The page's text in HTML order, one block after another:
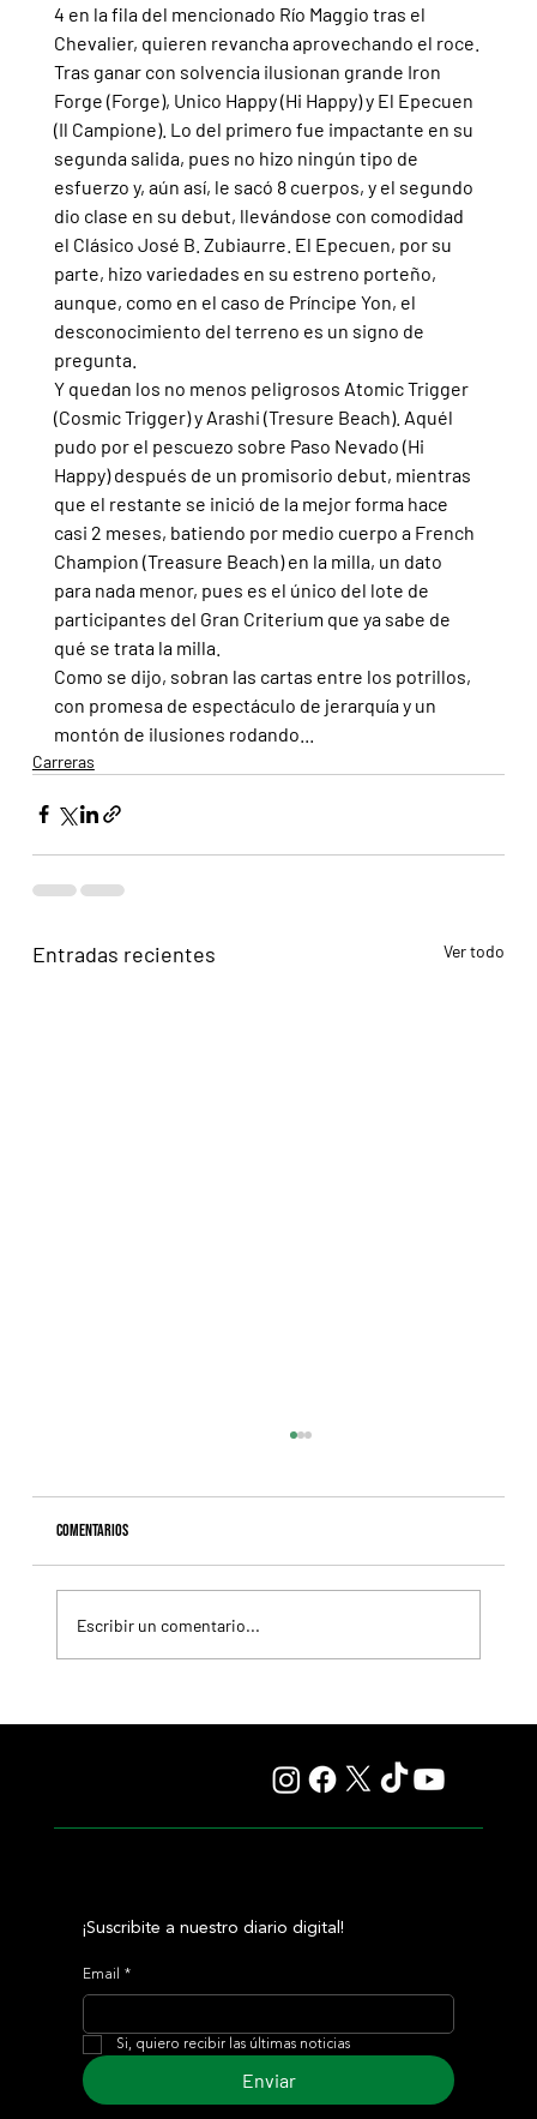
4 en la fila del mencionado Río Maggio tras el
Chevalier, quieren revancha aprovechando el roce.
Tras ganar con solvencia ilusionan grande Iron
Forge (Forge), Unico Happy (Hi Happy) y El Epecuen
(Il Campione). Lo del primero fue impactante en su
segunda salida, pues no hizo ningún tipo de
esfuerzo y, aún así, le sacó 8 cuerpos, y el segundo
dio clase en su debut, llevándose con comodidad
el Clásico José B. Zubiaurre. El Epecuen, por su
parte, hizo variedades en su estreno porteño,
aunque, como en el caso de Príncipe Yon, el
desconocimiento del terreno es un signo de
pregunta.
Y quedan los no menos peligrosos Atomic Trigger
(Cosmic Trigger) y Arashi (Tresure Beach). Aquél
pudo por el pescuezo sobre Paso Nevado (Hi
Happy) después de un promisorio debut, mientras
que el restante se inició de la mejor forma hace
casi 2 meses, batiendo por medio cuerpo a French
Champion (Treasure Beach) en la milla, un dato
para nada menor, pues es el único del lote de
participantes del Gran Criterium que ya sabe de
qué se trata la milla.
Como se dijo, sobran las cartas entre los potrillos,
con promesa de espectáculo de jerarquía y un
montón de ilusiones rodando...
Carreras
Entradas recientes Ver todo
Comentarios
Escribir un comentario...
¡Suscribite a nuestro diario digital!
Email *
Si, quiero recibir las últimas noticias
Enviar